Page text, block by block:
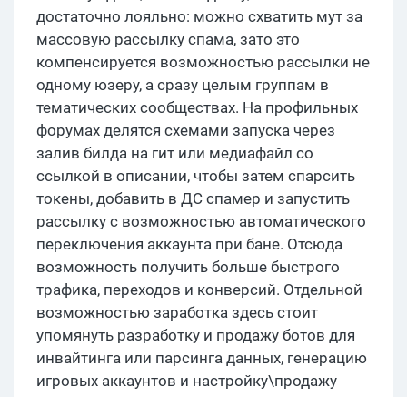
достаточно лояльно: можно схватить мут за
массовую рассылку спама, зато это
компенсируется возможностью рассылки не
одному юзеру, а сразу целым группам в
тематических сообществах. На профильных
форумах делятся схемами запуска через
залив билда на гит или медиафайл со
ссылкой в описании, чтобы затем спарсить
токены, добавить в ДС спамер и запустить
рассылку с возможностью автоматического
переключения аккаунта при бане. Отсюда
возможность получить больше быстрого
трафика, переходов и конверсий. Отдельной
возможностью заработка здесь стоит
упомянуть разработку и продажу ботов для
инвайтинга или парсинга данных, генерацию
игровых аккаунтов и настройку\продажу